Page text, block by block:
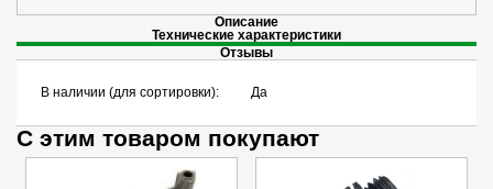
Описание
Технические характеристики
Отзывы
В наличии (для сортировки): Да
С этим товаром покупают